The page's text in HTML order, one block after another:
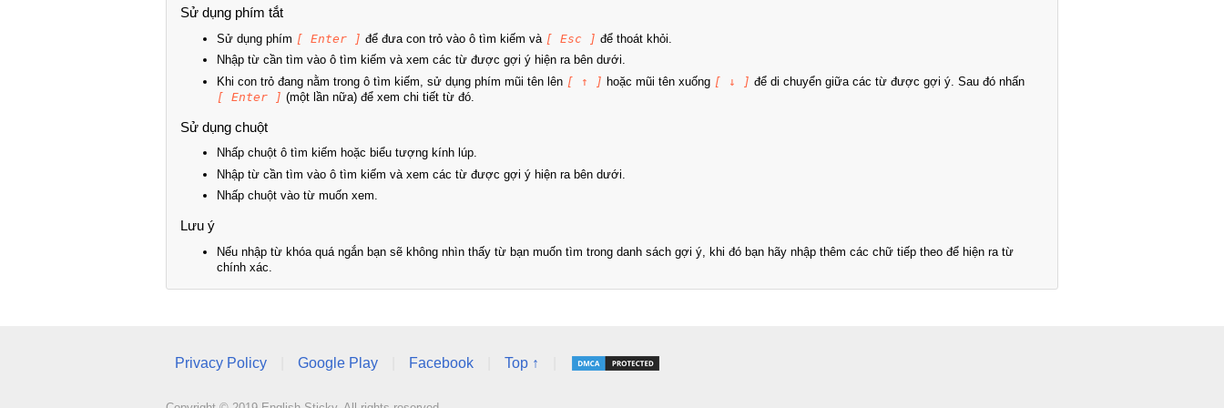
Sử dụng phím tắt
Sử dụng phím [ Enter ] để đưa con trỏ vào ô tìm kiếm và [ Esc ] để thoát khỏi.
Nhập từ cần tìm vào ô tìm kiếm và xem các từ được gợi ý hiện ra bên dưới.
Khi con trỏ đang nằm trong ô tìm kiếm, sử dụng phím mũi tên lên [ ↑ ] hoặc mũi tên xuống [ ↓ ] để di chuyển giữa các từ được gợi ý. Sau đó nhấn
[ Enter ] (một lần nữa) để xem chi tiết từ đó.
Sử dụng chuột
Nhấp chuột ô tìm kiếm hoặc biểu tượng kính lúp.
Nhập từ cần tìm vào ô tìm kiếm và xem các từ được gợi ý hiện ra bên dưới.
Nhấp chuột vào từ muốn xem.
Lưu ý
Nếu nhập từ khóa quá ngắn bạn sẽ không nhìn thấy từ bạn muốn tìm trong danh sách gợi ý, khi đó bạn hãy nhập thêm các chữ tiếp theo để hiện ra từ
chính xác.
Privacy Policy Google Play Facebook Top ↑